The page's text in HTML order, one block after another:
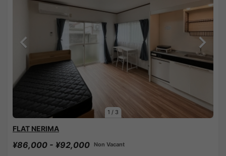
1 / 3
FLAT NERIMA
¥86,000 - ¥92,000 Non Vacant